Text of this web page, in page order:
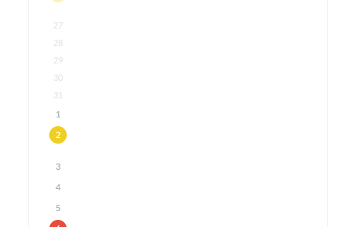
27
28
29
30
31
1
2
3
4
5